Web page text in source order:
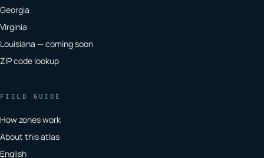
Georgia
Virginia
Louisiana — coming soon
ZIP code lookup
FIELD GUIDE
How zones work
About this atlas
English